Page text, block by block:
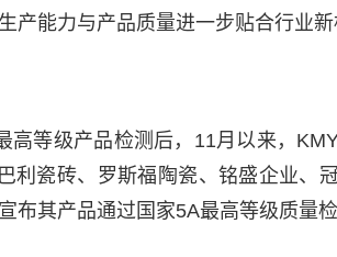
产能力与产品质量进一步贴合行业新
高等级产品检测后，11月以来，
利瓷砖、罗斯福陶瓷、铭盛企业、
其产品通过国家5A最高等级质量检